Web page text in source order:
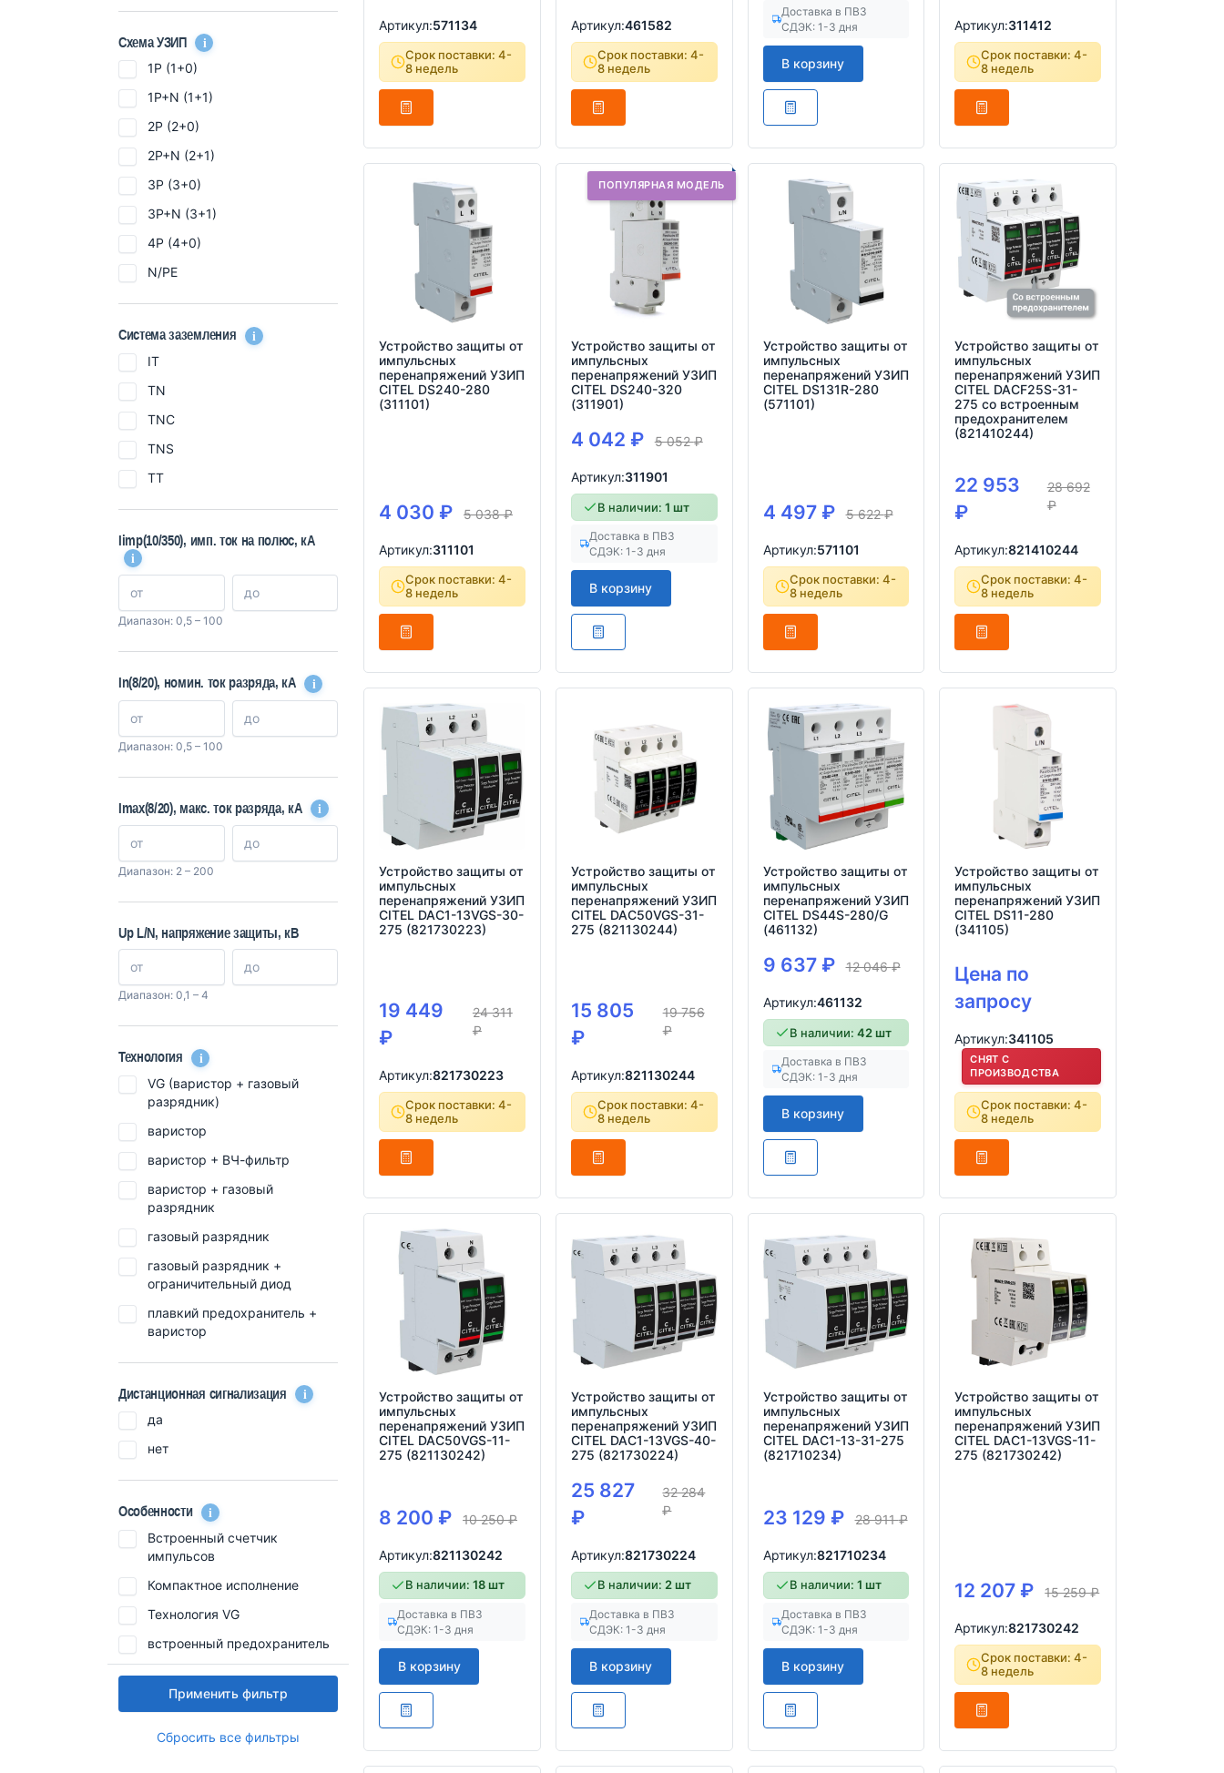
Схема УЗИП i
1P (1+0)
1P+N (1+1)
2P (2+0)
2P+N (2+1)
3P (3+0)
3P+N (3+1)
4P (4+0)
N/PE
Система заземления i
IT
TN
TNC
TNS
TT
Iimp(10/350), имп. ток на полюс, кА
i
Диапазон: 0,5 – 100
In(8/20), номин. ток разряда, кА i
Диапазон: 0,5 – 100
Imax(8/20), макс. ток разряда, кА i
Диапазон: 2 – 200
Up L/N, напряжение защиты, кВ
Диапазон: 0,1 – 4
Технология i
VG (варистор + газовый
разрядник)
варистор
варистор + ВЧ-фильтр
варистор + газовый
разрядник
газовый разрядник
газовый разрядник +
ограничительный диод
плавкий предохранитель +
варистор
Дистанционная cигнализация i
да
нет
Особенности i
Встроенный счетчик
импульсов
Компактное исполнение
Технология VG
встроенный предохранитель
Применить фильтр
Сбросить все фильтры
Артикул:571134
Срок поставки: 4-
8 недель
Артикул:461582
Срок поставки: 4-
8 недель
Доставка в ПВЗ
СДЭК: 1-3 дня
В корзину
Артикул:311412
Срок поставки: 4-
8 недель
Устройство защиты от
импульсных
перенапряжений УЗИП
CITEL DS240-280
(311101)
4 030 ₽ 5 038₽
Артикул:311101
Срок поставки: 4-
8 недель
ПОПУЛЯРНАЯ МОДЕЛЬ
Устройство защиты от
импульсных
перенапряжений УЗИП
CITEL DS240-320
(311901)
4 042 ₽ 5 052₽
Артикул:311901
В наличии: 1 шт
Доставка в ПВЗ
СДЭК: 1-3 дня
В корзину
Устройство защиты от
импульсных
перенапряжений УЗИП
CITEL DS131R-280
(571101)
4 497 ₽ 5 622₽
Артикул:571101
Срок поставки: 4-
8 недель
Устройство защиты от
импульсных
перенапряжений УЗИП
CITEL DACF25S-31-
275 со встроенным
предохранителем
(821410244)
22 953
₽
28 692
₽
Артикул:821410244
Срок поставки: 4-
8 недель
Устройство защиты от
импульсных
перенапряжений УЗИП
CITEL DAC1-13VGS-30-
275 (821730223)
19 449
₽
24 311
₽
Артикул:821730223
Срок поставки: 4-
8 недель
Устройство защиты от
импульсных
перенапряжений УЗИП
CITEL DAC50VGS-31-
275 (821130244)
15 805
₽
19 756
₽
Артикул:821130244
Срок поставки: 4-
8 недель
Устройство защиты от
импульсных
перенапряжений УЗИП
CITEL DS44S-280/G
(461132)
9 637 ₽ 12 046₽
Артикул:461132
В наличии: 42 шт
Доставка в ПВЗ
СДЭК: 1-3 дня
В корзину
Устройство защиты от
импульсных
перенапряжений УЗИП
CITEL DS11-280
(341105)
Цена по
запросу
Артикул:341105
СНЯТ С
ПРОИЗВОДСТВА
Срок поставки: 4-
8 недель
Устройство защиты от
импульсных
перенапряжений УЗИП
CITEL DAC50VGS-11-
275 (821130242)
8 200 ₽ 10 250₽
Артикул:821130242
В наличии: 18 шт
Доставка в ПВЗ
СДЭК: 1-3 дня
В корзину
Устройство защиты от
импульсных
перенапряжений УЗИП
CITEL DAC1-13VGS-40-
275 (821730224)
25 827
₽
32 284
₽
Артикул:821730224
В наличии: 2 шт
Доставка в ПВЗ
СДЭК: 1-3 дня
В корзину
Устройство защиты от
импульсных
перенапряжений УЗИП
CITEL DAC1-13-31-275
(821710234)
23 129 ₽ 28 911₽
Артикул:821710234
В наличии: 1 шт
Доставка в ПВЗ
СДЭК: 1-3 дня
В корзину
Устройство защиты от
импульсных
перенапряжений УЗИП
CITEL DAC1-13VGS-11-
275 (821730242)
12 207 ₽ 15 259₽
Артикул:821730242
Срок поставки: 4-
8 недель